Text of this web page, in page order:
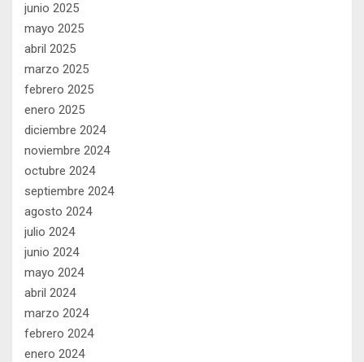
junio 2025
mayo 2025
abril 2025
marzo 2025
febrero 2025
enero 2025
diciembre 2024
noviembre 2024
octubre 2024
septiembre 2024
agosto 2024
julio 2024
junio 2024
mayo 2024
abril 2024
marzo 2024
febrero 2024
enero 2024